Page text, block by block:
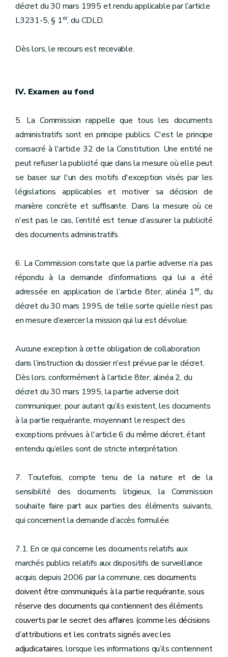
décret du 30 mars 1995 et rendu applicable par l’article
L3231-5, § 1er, du CDLD.
Dès lors, le recours est recevable.
IV. Examen au fond
5. La Commission rappelle que tous les documents
administratifs sont en principe publics. C'est le principe
consacré à l'article 32 de la Constitution. Une entité ne
peut refuser la publicité que dans la mesure où elle peut
se baser sur l'un des motifs d'exception visés par les
législations applicables et motiver sa décision de
manière concrète et suffisante. Dans la mesure où ce
n'est pas le cas, l’entité est tenue d’assurer la publicité
des documents administratifs.
6. La Commission constate que la partie adverse n’a pas
répondu à la demande d’informations qui lui a été
adressée en application de l’article 8ter, alinéa 1er, du
décret du 30 mars 1995, de telle sorte qu’elle n’est pas
en mesure d’exercer la mission qui lui est dévolue.
Aucune exception à cette obligation de collaboration
dans l’instruction du dossier n'est prévue par le décret.
Dès lors, conformément à l’article 8ter, alinéa 2, du
décret du 30 mars 1995, la partie adverse doit
communiquer, pour autant qu’ils existent, les documents
à la partie requérante, moyennant le respect des
exceptions prévues à l'article 6 du même décret, étant
entendu qu’elles sont de stricte interprétation.
7. Toutefois, compte tenu de la nature et de la
sensibilité des documents litigieux, la Commission
souhaite faire part aux parties des éléments suivants,
qui concernent la demande d’accès formulée.
7.1. En ce qui concerne les documents relatifs aux
marchés publics relatifs aux dispositifs de surveillance
acquis depuis 2006 par la commune, ces documents
doivent être communiqués à la partie requérante, sous
réserve des documents qui contiennent des éléments
couverts par le secret des affaires (comme les décisions
d’attributions et les contrats signés avec les
adjudicataires,lorsque les informations qu’ils contiennent